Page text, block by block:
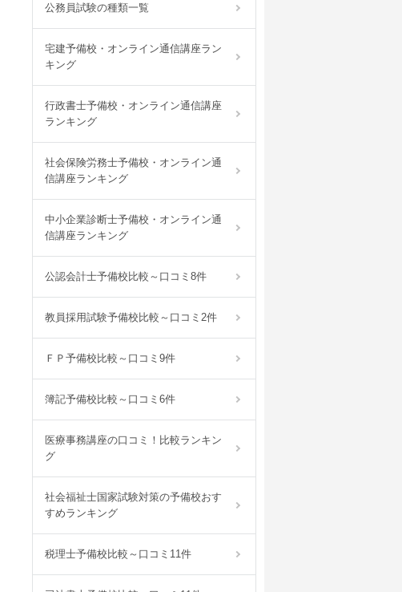
公務員試験の種類一覧
宅建予備校・オンライン通信講座ラン
キング
行政書士予備校・オンライン通信講座
ランキング
社会保険労務士予備校・オンライン通
信講座ランキング
中小企業診断士予備校・オンライン通
信講座ランキング
公認会計士予備校比較～口コミ8件
教員採用試験予備校比較～口コミ2件
ＦＰ予備校比較～口コミ9件
簿記予備校比較～口コミ6件
医療事務講座の口コミ！比較ランキン
グ
社会福祉士国家試験対策の予備校おす
すめランキング
税理士予備校比較～口コミ11件